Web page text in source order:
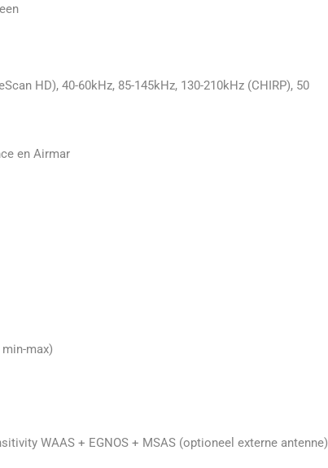
HD), 40-60kHz, 85-145kHz, 130-210kHz (CHIRP), 50
en Airmar
max)
WAAS + EGNOS + MSAS (optioneel externe antenne)